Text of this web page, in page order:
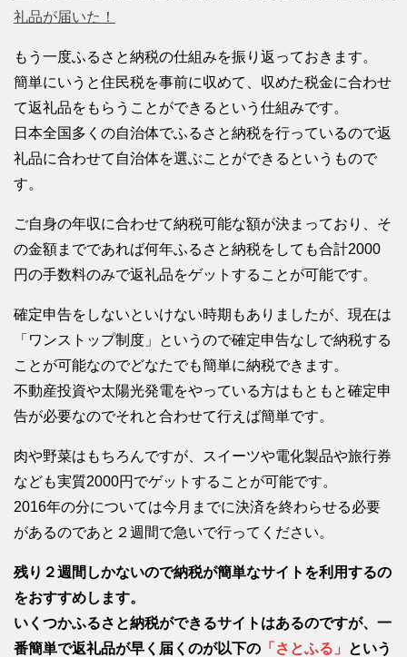
礼品が届いた！
もう一度ふるさと納税の仕組みを振り返っておきます。
簡単にいうと住民税を事前に収めて、収めた税金に合わせ
て返礼品をもらうことができるという仕組みです。
日本全国多くの自治体でふるさと納税を行っているので返
礼品に合わせて自治体を選ぶことができるというもので
す。
ご自身の年収に合わせて納税可能な額が決まっており、そ
の金額までであれば何年ふるさと納税をしても合計2000
円の手数料のみで返礼品をゲットすることが可能です。
確定申告をしないといけない時期もありましたが、現在は
「ワンストップ制度」というので確定申告なしで納税する
ことが可能なのでどなたでも簡単に納税できます。
不動産投資や太陽光発電をやっている方はもともと確定申
告が必要なのでそれと合わせて行えば簡単です。
肉や野菜はもちろんですが、スイーツや電化製品や旅行券
なども実質2000円でゲットすることが可能です。
2016年の分については今月までに決済を終わらせる必要
があるのであと２週間で急いで行ってください。
残り２週間しかないので納税が簡単なサイトを利用するの
をおすすめします。
いくつかふるさと納税ができるサイトはあるのですが、一
番簡単で返礼品が早く届くのが以下の 「さとふる」
という